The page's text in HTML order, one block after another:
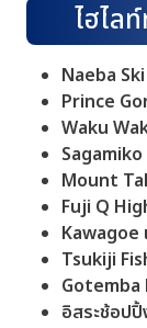
ไฮไล
Naeba
Prince
Waku
Mount
Fuji Q
Kawagoe
Tsukiji
อิสระช้อป